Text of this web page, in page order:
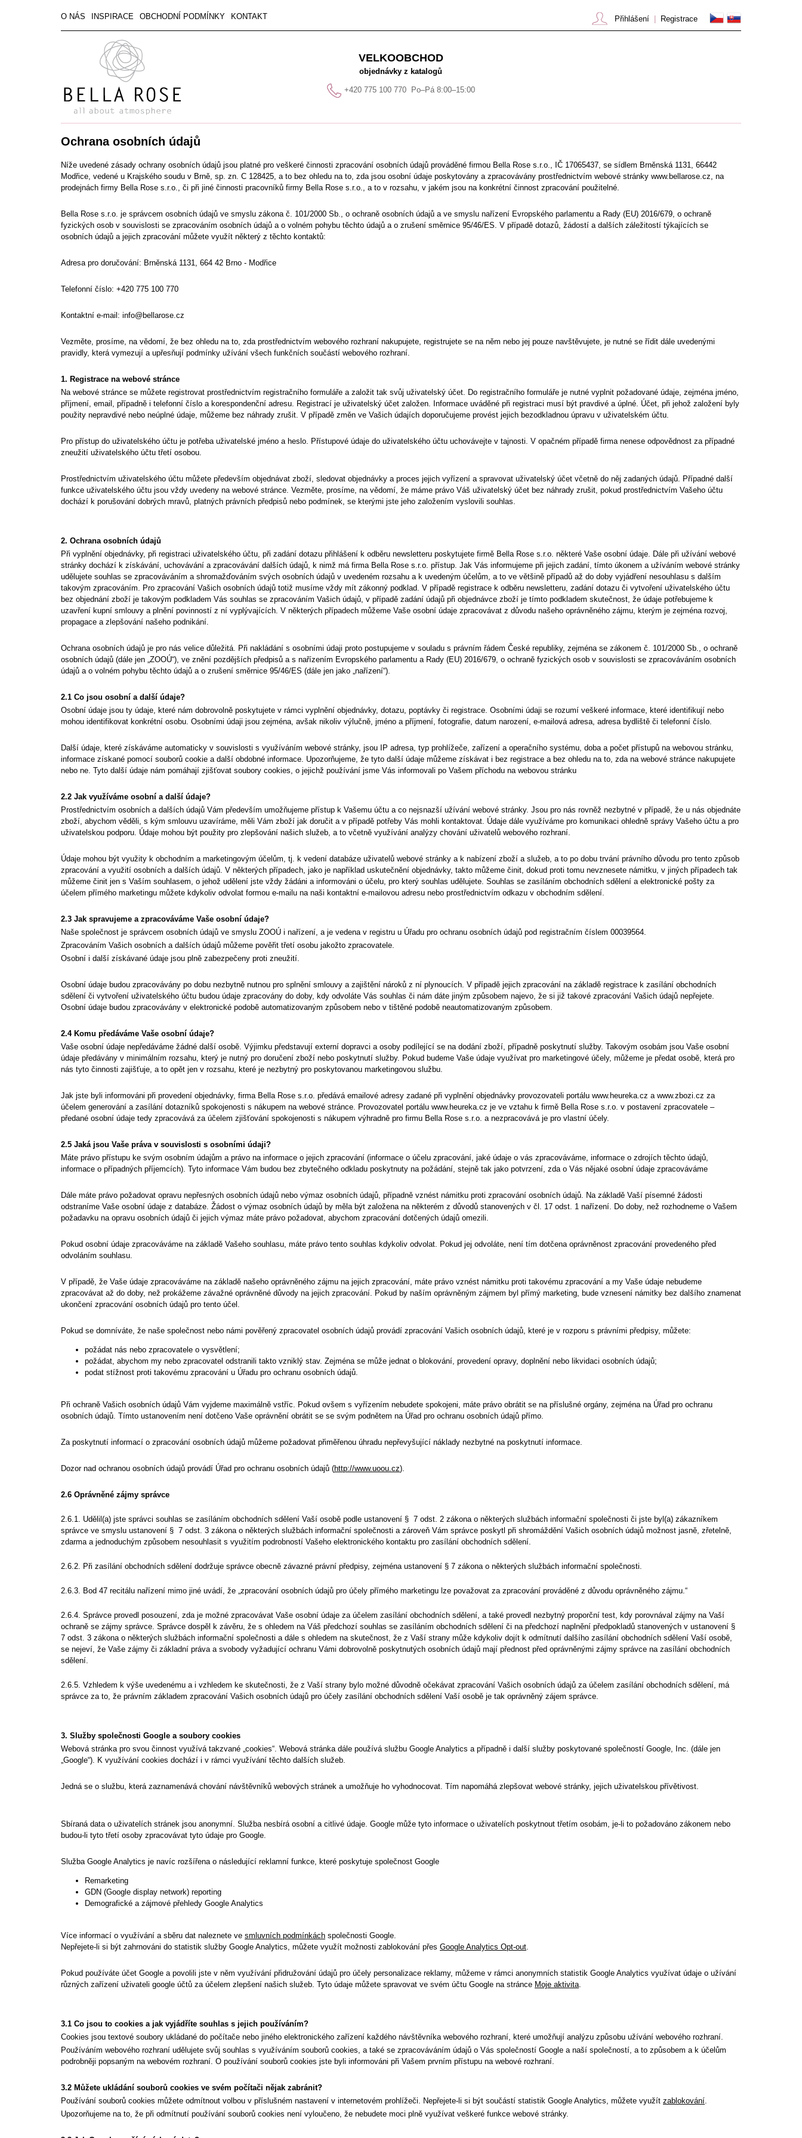
O NÁS INSPIRACE OBCHODNÍ PODMÍNKY KONTAKT Přihlášení Registrace
VELKOOBCHOD
objednávky z katalogů
+420 775 100 770 Po–Pá 8:00–15:00
Ochrana osobních údajů
Níže uvedené zásady ochrany osobních údajů jsou platné pro veškeré činnosti zpracování osobních údajů prováděné firmou Bella Rose s.r.o., IČ 17065437, se sídlem Brněnská 1131, 66442
Modřice, vedené u Krajského soudu v Brně, sp. zn. C 128425, a to bez ohledu na to, zda jsou osobní údaje poskytovány a zpracovávány prostřednictvím webové stránky www.bellarose.cz, na
prodejnách firmy Bella Rose s.r.o., či při jiné činnosti pracovníků firmy Bella Rose s.r.o., a to v rozsahu, v jakém jsou na konkrétní činnost zpracování použitelné.
Bella Rose s.r.o. je správcem osobních údajů ve smyslu zákona č. 101/2000 Sb., o ochraně osobních údajů a ve smyslu nařízení Evropského parlamentu a Rady (EU) 2016/679, o ochraně
fyzických osob v souvislosti se zpracováním osobních údajů a o volném pohybu těchto údajů a o zrušení směrnice 95/46/ES. V případě dotazů, žádostí a dalších záležitostí týkajících se
osobních údajů a jejich zpracování můžete využít některý z těchto kontaktů:
Adresa pro doručování: Brněnská 1131, 664 42 Brno - Modřice
Telefonní číslo: +420 775 100 770
Kontaktní e-mail: info@bellarose.cz
Vezměte, prosíme, na vědomí, že bez ohledu na to, zda prostřednictvím webového rozhraní nakupujete, registrujete se na něm nebo jej pouze navštěvujete, je nutné se řídit dále uvedenými
pravidly, která vymezují a upřesňují podmínky užívání všech funkčních součástí webového rozhraní.
1. Registrace na webové stránce
Na webové stránce se můžete registrovat prostřednictvím registračního formuláře a založit tak svůj uživatelský účet. Do registračního formuláře je nutné vyplnit požadované údaje, zejména jméno,
příjmení, email, případně i telefonní číslo a korespondenční adresu. Registrací je uživatelský účet založen. Informace uváděné při registraci musí být pravdivé a úplné. Účet, při jehož založení byly
použity nepravdivé nebo neúplné údaje, můžeme bez náhrady zrušit. V případě změn ve Vašich údajích doporučujeme provést jejich bezodkladnou úpravu v uživatelském účtu.
Pro přístup do uživatelského účtu je potřeba uživatelské jméno a heslo. Přístupové údaje do uživatelského účtu uchovávejte v tajnosti. V opačném případě firma nenese odpovědnost za případné
zneužití uživatelského účtu třetí osobou.
Prostřednictvím uživatelského účtu můžete především objednávat zboží, sledovat objednávky a proces jejich vyřízení a spravovat uživatelský účet včetně do něj zadaných údajů. Případné další
funkce uživatelského účtu jsou vždy uvedeny na webové stránce. Vezměte, prosíme, na vědomí, že máme právo Váš uživatelský účet bez náhrady zrušit, pokud prostřednictvím Vašeho účtu
dochází k porušování dobrých mravů, platných právních předpisů nebo podmínek, se kterými jste jeho založením vyslovili souhlas.
2. Ochrana osobních údajů
Při vyplnění objednávky, při registraci uživatelského účtu, při zadání dotazu přihlášení k odběru newsletteru poskytujete firmě Bella Rose s.r.o. některé Vaše osobní údaje. Dále při užívání webové
stránky dochází k získávání, uchovávání a zpracovávání dalších údajů, k nimž má firma Bella Rose s.r.o. přístup. Jak Vás informujeme při jejich zadání, tímto úkonem a užíváním webové stránky
udělujete souhlas se zpracováváním a shromažďováním svých osobních údajů v uvedeném rozsahu a k uvedeným účelům, a to ve většině případů až do doby vyjádření nesouhlasu s dalším
takovým zpracováním. Pro zpracování Vašich osobních údajů totiž musíme vždy mít zákonný podklad. V případě registrace k odběru newsletteru, zadání dotazu či vytvoření uživatelského účtu
bez objednání zboží je takovým podkladem Vás souhlas se zpracováním Vašich údajů, v případě zadání údajů při objednávce zboží je tímto podkladem skutečnost, že údaje potřebujeme k
uzavření kupní smlouvy a plnění povinností z ní vyplývajících. V některých případech můžeme Vaše osobní údaje zpracovávat z důvodu našeho oprávněného zájmu, kterým je zejména rozvoj,
propagace a zlepšování našeho podnikání.
Ochrana osobních údajů je pro nás velice důležitá. Při nakládání s osobními údaji proto postupujeme v souladu s právním řádem České republiky, zejména se zákonem č. 101/2000 Sb., o ochraně
osobních údajů (dále jen „ZOOÚ“), ve znění pozdějších předpisů a s nařízením Evropského parlamentu a Rady (EU) 2016/679, o ochraně fyzických osob v souvislosti se zpracováváním osobních
údajů a o volném pohybu těchto údajů a o zrušení směrnice 95/46/ES (dále jen jako „nařízení“).
2.1 Co jsou osobní a další údaje?
Osobní údaje jsou ty údaje, které nám dobrovolně poskytujete v rámci vyplnění objednávky, dotazu, poptávky či registrace. Osobními údaji se rozumí veškeré informace, které identifikují nebo
mohou identifikovat konkrétní osobu. Osobními údaji jsou zejména, avšak nikoliv výlučně, jméno a příjmení, fotografie, datum narození, e-mailová adresa, adresa bydliště či telefonní číslo.
Další údaje, které získáváme automaticky v souvislosti s využíváním webové stránky, jsou IP adresa, typ prohlížeče, zařízení a operačního systému, doba a počet přístupů na webovou stránku,
informace získané pomocí souborů cookie a další obdobné informace. Upozorňujeme, že tyto další údaje můžeme získávat i bez registrace a bez ohledu na to, zda na webové stránce nakupujete
nebo ne. Tyto další údaje nám pomáhají zjišťovat soubory cookies, o jejichž používání jsme Vás informovali po Vašem příchodu na webovou stránku
2.2 Jak využíváme osobní a další údaje?
Prostřednictvím osobních a dalších údajů Vám především umožňujeme přístup k Vašemu účtu a co nejsnazší užívání webové stránky. Jsou pro nás rovněž nezbytné v případě, že u nás objednáte
zboží, abychom věděli, s kým smlouvu uzavíráme, měli Vám zboží jak doručit a v případě potřeby Vás mohli kontaktovat. Údaje dále využíváme pro komunikaci ohledně správy Vašeho účtu a pro
uživatelskou podporu. Údaje mohou být použity pro zlepšování našich služeb, a to včetně využívání analýzy chování uživatelů webového rozhraní.
Údaje mohou být využity k obchodním a marketingovým účelům, tj. k vedení databáze uživatelů webové stránky a k nabízení zboží a služeb, a to po dobu trvání právního důvodu pro tento způsob
zpracování a využití osobních a dalších údajů. V některých případech, jako je například uskutečnění objednávky, takto můžeme činit, dokud proti tomu nevznesete námitku, v jiných případech tak
můžeme činit jen s Vaším souhlasem, o jehož udělení jste vždy žádáni a informováni o účelu, pro který souhlas udělujete. Souhlas se zasíláním obchodních sdělení a elektronické pošty za
účelem přímého marketingu můžete kdykoliv odvolat formou e-mailu na naši kontaktní e-mailovou adresu nebo prostřednictvím odkazu v obchodním sdělení.
2.3 Jak spravujeme a zpracováváme Vaše osobní údaje?
Naše společnost je správcem osobních údajů ve smyslu ZOOÚ i nařízení, a je vedena v registru u Úřadu pro ochranu osobních údajů pod registračním číslem 00039564.
Zpracováním Vašich osobních a dalších údajů můžeme pověřit třetí osobu jakožto zpracovatele.
Osobní i další získávané údaje jsou plně zabezpečeny proti zneužití.
Osobní údaje budou zpracovávány po dobu nezbytně nutnou pro splnění smlouvy a zajištění nároků z ní plynoucích. V případě jejich zpracování na základě registrace k zasílání obchodních
sdělení či vytvoření uživatelského účtu budou údaje zpracovány do doby, kdy odvoláte Vás souhlas či nám dáte jiným způsobem najevo, že si již takové zpracování Vašich údajů nepřejete.
Osobní údaje budou zpracovávány v elektronické podobě automatizovaným způsobem nebo v tištěné podobě neautomatizovaným způsobem.
2.4 Komu předáváme Vaše osobní údaje?
Vaše osobní údaje nepředáváme žádné další osobě. Výjimku představují externí dopravci a osoby podílející se na dodání zboží, případně poskytnutí služby. Takovým osobám jsou Vaše osobní
údaje předávány v minimálním rozsahu, který je nutný pro doručení zboží nebo poskytnutí služby. Pokud budeme Vaše údaje využívat pro marketingové účely, můžeme je předat osobě, která pro
nás tyto činnosti zajišťuje, a to opět jen v rozsahu, které je nezbytný pro poskytovanou marketingovou službu.
Jak jste byli informováni při provedení objednávky, firma Bella Rose s.r.o. předává emailové adresy zadané při vyplnění objednávky provozovateli portálu www.heureka.cz a www.zbozi.cz za
účelem generování a zasílání dotazníků spokojenosti s nákupem na webové stránce. Provozovatel portálu www.heureka.cz je ve vztahu k firmě Bella Rose s.r.o. v postavení zpracovatele –
předané osobní údaje tedy zpracovává za účelem zjišťování spokojenosti s nákupem výhradně pro firmu Bella Rose s.r.o. a nezpracovává je pro vlastní účely.
2.5 Jaká jsou Vaše práva v souvislosti s osobními údaji?
Máte právo přístupu ke svým osobním údajům a právo na informace o jejich zpracování (informace o účelu zpracování, jaké údaje o vás zpracováváme, informace o zdrojích těchto údajů,
informace o případných příjemcích). Tyto informace Vám budou bez zbytečného odkladu poskytnuty na požádání, stejně tak jako potvrzení, zda o Vás nějaké osobní údaje zpracováváme
Dále máte právo požadovat opravu nepřesných osobních údajů nebo výmaz osobních údajů, případně vznést námitku proti zpracování osobních údajů. Na základě Vaší písemné žádosti
odstraníme Vaše osobní údaje z databáze. Žádost o výmaz osobních údajů by měla být založena na některém z důvodů stanovených v čl. 17 odst. 1 nařízení. Do doby, než rozhodneme o Vašem
požadavku na opravu osobních údajů či jejich výmaz máte právo požadovat, abychom zpracování dotčených údajů omezili.
Pokud osobní údaje zpracováváme na základě Vašeho souhlasu, máte právo tento souhlas kdykoliv odvolat. Pokud jej odvoláte, není tím dotčena oprávněnost zpracování provedeného před
odvoláním souhlasu.
V případě, že Vaše údaje zpracováváme na základě našeho oprávněného zájmu na jejich zpracování, máte právo vznést námitku proti takovému zpracování a my Vaše údaje nebudeme
zpracovávat až do doby, než prokážeme závažné oprávněné důvody na jejich zpracování. Pokud by naším oprávněným zájmem byl přímý marketing, bude vznesení námitky bez dalšího znamenat
ukončení zpracování osobních údajů pro tento účel.
Pokud se domníváte, že naše společnost nebo námi pověřený zpracovatel osobních údajů provádí zpracování Vašich osobních údajů, které je v rozporu s právními předpisy, můžete:
požádat nás nebo zpracovatele o vysvětlení;
požádat, abychom my nebo zpracovatel odstranili takto vzniklý stav. Zejména se může jednat o blokování, provedení opravy, doplnění nebo likvidaci osobních údajů;
podat stížnost proti takovému zpracování u Úřadu pro ochranu osobních údajů.
Při ochraně Vašich osobních údajů Vám vyjdeme maximálně vstříc. Pokud ovšem s vyřízením nebudete spokojeni, máte právo obrátit se na příslušné orgány, zejména na Úřad pro ochranu
osobních údajů. Tímto ustanovením není dotčeno Vaše oprávnění obrátit se se svým podnětem na Úřad pro ochranu osobních údajů přímo.
Za poskytnutí informací o zpracování osobních údajů můžeme požadovat přiměřenou úhradu nepřevyšující náklady nezbytné na poskytnutí informace.
Dozor nad ochranou osobních údajů provádí Úřad pro ochranu osobních údajů (http://www.uoou.cz).
2.6 Oprávněné zájmy správce
2.6.1. Udělil(a) jste správci souhlas se zasíláním obchodních sdělení Vaší osobě podle ustanovení § 7 odst. 2 zákona o některých službách informační společnosti či jste byl(a) zákazníkem
správce ve smyslu ustanovení § 7 odst. 3 zákona o některých službách informační společnosti a zároveň Vám správce poskytl při shromáždění Vašich osobních údajů možnost jasně, zřetelně,
zdarma a jednoduchým způsobem nesouhlasit s využitím podrobností Vašeho elektronického kontaktu pro zasílání obchodních sdělení.
2.6.2. Při zasílání obchodních sdělení dodržuje správce obecně závazné právní předpisy, zejména ustanovení § 7 zákona o některých službách informační společnosti.
2.6.3. Bod 47 recitálu nařízení mimo jiné uvádí, že „zpracování osobních údajů pro účely přímého marketingu lze považovat za zpracování prováděné z důvodu oprávněného zájmu.“
2.6.4. Správce provedl posouzení, zda je možné zpracovávat Vaše osobní údaje za účelem zasílání obchodních sdělení, a také provedl nezbytný proporční test, kdy porovnával zájmy na Vaší
ochraně se zájmy správce. Správce dospěl k závěru, že s ohledem na Váš předchozí souhlas se zasíláním obchodních sdělení či na předchozí naplnění předpokladů stanovených v ustanovení §
7 odst. 3 zákona o některých službách informační společnosti a dále s ohledem na skutečnost, že z Vaší strany může kdykoliv dojít k odmítnutí dalšího zasílání obchodních sdělení Vaší osobě,
se nejeví, že Vaše zájmy či základní práva a svobody vyžadující ochranu Vámi dobrovolně poskytnutých osobních údajů mají přednost před oprávněnými zájmy správce na zasílání obchodních
sdělení.
2.6.5. Vzhledem k výše uvedenému a i vzhledem ke skutečnosti, že z Vaší strany bylo možné důvodně očekávat zpracování Vašich osobních údajů za účelem zasílání obchodních sdělení, má
správce za to, že právním základem zpracování Vašich osobních údajů pro účely zasílání obchodních sdělení Vaší osobě je tak oprávněný zájem správce.
3. Služby společnosti Google a soubory cookies
Webová stránka pro svou činnost využívá takzvané „cookies“. Webová stránka dále používá službu Google Analytics a případně i další služby poskytované společností Google, Inc. (dále jen
„Google“). K využívání cookies dochází i v rámci využívání těchto dalších služeb.
Jedná se o službu, která zaznamenává chování návštěvníků webových stránek a umožňuje ho vyhodnocovat. Tím napomáhá zlepšovat webové stránky, jejich uživatelskou přívětivost.
Sbíraná data o uživatelích stránek jsou anonymní. Služba nesbírá osobní a citlivé údaje. Google může tyto informace o uživatelích poskytnout třetím osobám, je-li to požadováno zákonem nebo
budou-li tyto třetí osoby zpracovávat tyto údaje pro Google.
Služba Google Analytics je navíc rozšířena o následující reklamní funkce, které poskytuje společnost Google
Remarketing
GDN (Google display network) reporting
Demografické a zájmové přehledy Google Analytics
Více informací o využívání a sběru dat naleznete ve smluvních podmínkách společnosti Google.
Nepřejete-li si být zahrnováni do statistik služby Google Analytics, můžete využít možnosti zablokování přes Google Analytics Opt-out.
Pokud používáte účet Google a povolili jste v něm využívání přidružování údajů pro účely personalizace reklamy, můžeme v rámci anonymních statistik Google Analytics využívat údaje o užívání
různých zařízení uživateli google účtů za účelem zlepšení našich služeb. Tyto údaje můžete spravovat ve svém účtu Google na stránce Moje aktivita.
3.1 Co jsou to cookies a jak vyjádříte souhlas s jejich používáním?
Cookies jsou textové soubory ukládané do počítače nebo jiného elektronického zařízení každého návštěvníka webového rozhraní, které umožňují analýzu způsobu užívání webového rozhraní.
Používáním webového rozhraní udělujete svůj souhlas s využíváním souborů cookies, a také se zpracováváním údajů o Vás společností Google a naší společností, a to způsobem a k účelům
podrobněji popsaným na webovém rozhraní. O používání souborů cookies jste byli informováni při Vašem prvním přístupu na webové rozhraní.
3.2 Můžete ukládání souborů cookies ve svém počítači nějak zabránit?
Používání souborů cookies můžete odmítnout volbou v příslušném nastavení v internetovém prohlížeči. Nepřejete-li si být součástí statistik Google Analytics, můžete využít zablokování.
Upozorňujeme na to, že při odmítnutí používání souborů cookies není vyloučeno, že nebudete moci plně využívat veškeré funkce webové stránky.